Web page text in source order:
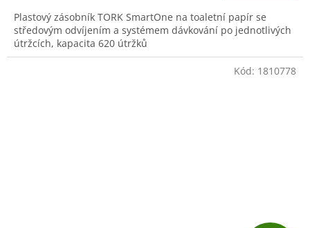
Plastový zásobník TORK SmartOne na toaletní papír se
středovým odvíjením a systémem dávkování po jednotlivých
útržcích, kapacita 620 útržků
Kód: 1810778